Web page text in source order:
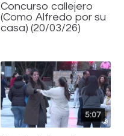
Concurso callejero
(Como Alfredo por su
casa) (20/03/26)
5:07